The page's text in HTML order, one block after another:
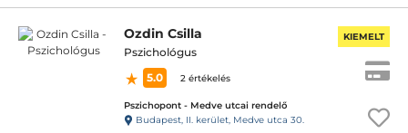
Ozdin Csilla
Pszichológus
5.0
2 értékelés
Pszichopont - Medve utcai rendelő
Budapest, II. kerület, Medve utca 30.
KIEMELT